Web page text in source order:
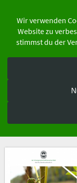
springen
der
Die info 2-